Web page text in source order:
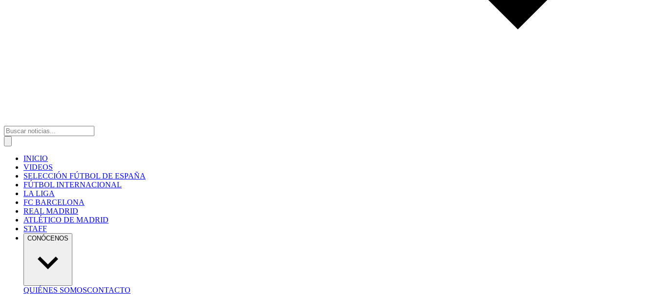
INICIO
VIDEOS
SELECCIÓN FÚTBOL DE ESPAÑA
FÚTBOL INTERNACIONAL
LA LIGA
FC BARCELONA
REAL MADRID
ATLÉTICO DE MADRID
STAFF
CONÓCENOS
QUIÉNES SOMOSCONTACTO